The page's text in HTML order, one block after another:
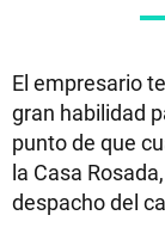
El empresario
gran habilidad
punto de que
la Casa
despacho del